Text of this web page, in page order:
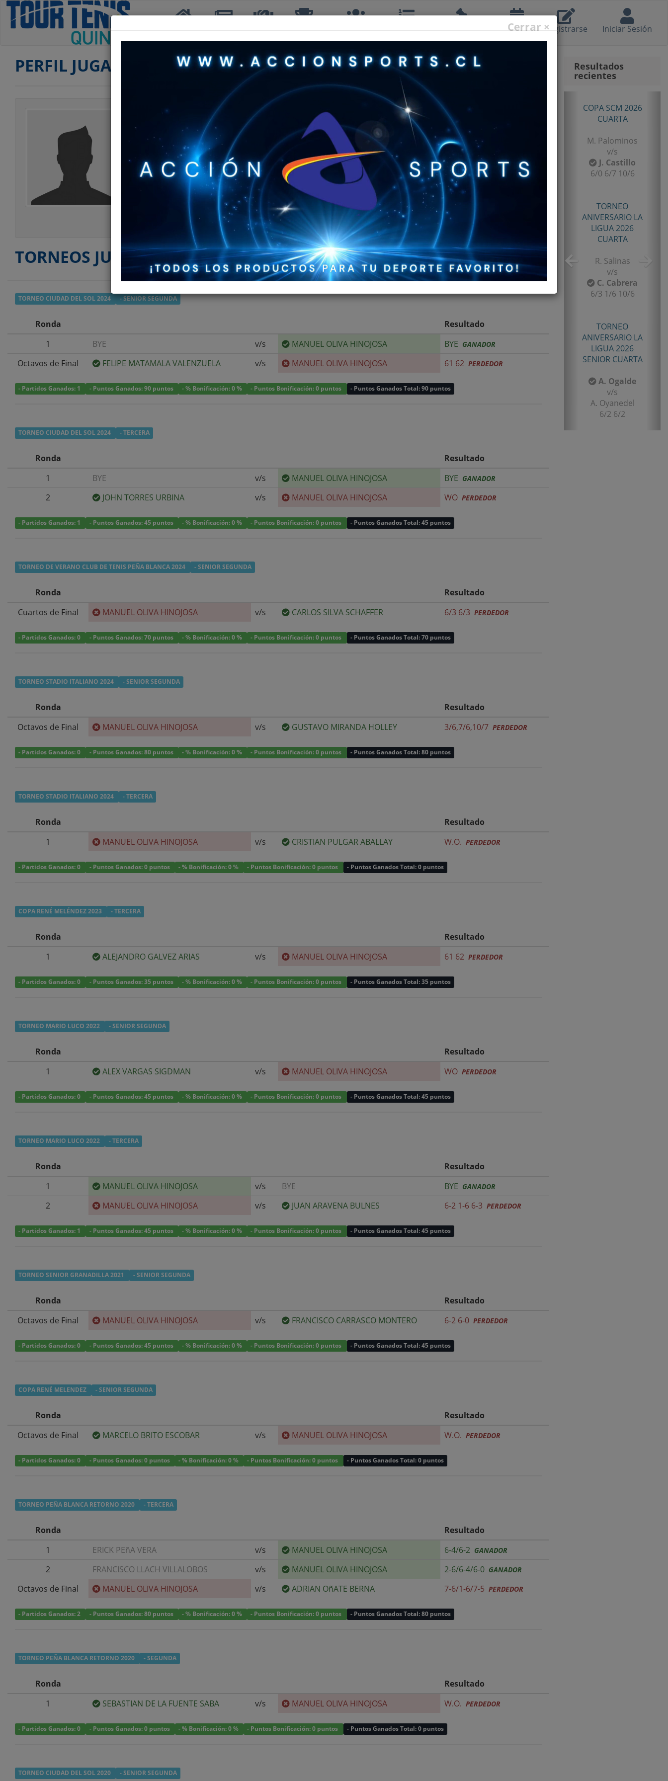
Registrarse Iniciar Sesión
Inicio Noticias TTQ Torneos Interclubes Ranking Reglamento Calendario
PERFIL JUGADOR
Jugador
MANUEL OLIVA HINOJOSA
3º, 2ºS, 2º DOBLES
61 años
Club
CLUB ESTUDIANTES QUILPUÉ
Ranking SEGUNDA
378º
Ranking TERCERA
320º
Ranking SENIOR SEGUNDA
101º
Ranking SENIOR 50+ A
23º
Sin Info
Sin Info
Estilo Juego
Sin Info
TORNEOS JUGADOS
TORNEO CIUDAD DEL SOL 2024 - SENIOR SEGUNDA
Ronda
Resultado
1
BYE v/s MANUEL OLIVA HINOJOSA BYE GANADOR
Octavos de Final FELIPE MATAMALA VALENZUELA v/s MANUEL OLIVA HINOJOSA 61 62 PERDEDOR
- Partidos Ganados: 1 - Puntos Ganados: 90 puntos - % Bonificación: 0 % - Puntos Bonificación: 0 puntos - Puntos Ganados Total: 90 puntos
TORNEO CIUDAD DEL SOL 2024 - TERCERA
Ronda
Resultado
1
BYE v/s MANUEL OLIVA HINOJOSA BYE GANADOR
2 JOHN TORRES URBINA v/s MANUEL OLIVA HINOJOSA WO PERDEDOR
- Partidos Ganados: 1 - Puntos Ganados: 45 puntos - % Bonificación: 0 % - Puntos Bonificación: 0 puntos - Puntos Ganados Total: 45 puntos
TORNEO DE VERANO CLUB DE TENIS PEÑA BLANCA 2024 - SENIOR SEGUNDA
Ronda
Resultado
Cuartos de Final
MANUEL OLIVA HINOJOSA v/s CARLOS SILVA SCHAFFER 6/3 6/3 PERDEDOR
- Partidos Ganados: 0 - Puntos Ganados: 70 puntos - % Bonificación: 0 % - Puntos Bonificación: 0 puntos - Puntos Ganados Total: 70 puntos
TORNEO STADIO ITALIANO 2024 - SENIOR SEGUNDA
Ronda
Resultado
Octavos de Final
MANUEL OLIVA HINOJOSA v/s GUSTAVO MIRANDA HOLLEY 3/6,7/6,10/7 PERDEDOR
- Partidos Ganados: 0 - Puntos Ganados: 80 puntos - % Bonificación: 0 % - Puntos Bonificación: 0 puntos - Puntos Ganados Total: 80 puntos
TORNEO STADIO ITALIANO 2024 - TERCERA
Ronda
Resultado
1
MANUEL OLIVA HINOJOSA v/s CRISTIAN PULGAR ABALLAY W.O. PERDEDOR
- Partidos Ganados: 0 - Puntos Ganados: 0 puntos - % Bonificación: 0 % - Puntos Bonificación: 0 puntos - Puntos Ganados Total: 0 puntos
COPA RENÉ MELÉNDEZ 2023 - TERCERA
Ronda
Resultado
1
ALEJANDRO GALVEZ ARIAS v/s MANUEL OLIVA HINOJOSA 61 62 PERDEDOR
- Partidos Ganados: 0 - Puntos Ganados: 35 puntos - % Bonificación: 0 % - Puntos Bonificación: 0 puntos - Puntos Ganados Total: 35 puntos
TORNEO MARIO LUCO 2022 - SENIOR SEGUNDA
Ronda
Resultado
1
ALEX VARGAS SIGDMAN v/s MANUEL OLIVA HINOJOSA WO PERDEDOR
- Partidos Ganados: 0 - Puntos Ganados: 45 puntos - % Bonificación: 0 % - Puntos Bonificación: 0 puntos - Puntos Ganados Total: 45 puntos
TORNEO MARIO LUCO 2022 - TERCERA
Ronda
Resultado
1
MANUEL OLIVA HINOJOSA v/s BYE BYE GANADOR
2 MANUEL OLIVA HINOJOSA v/s JUAN ARAVENA BULNES 6-2 1-6 6-3 PERDEDOR
- Partidos Ganados: 1 - Puntos Ganados: 45 puntos - % Bonificación: 0 % - Puntos Bonificación: 0 puntos - Puntos Ganados Total: 45 puntos
TORNEO SENIOR GRANADILLA 2021 - SENIOR SEGUNDA
Ronda
Resultado
Octavos de Final
MANUEL OLIVA HINOJOSA v/s FRANCISCO CARRASCO MONTERO 6-2 6-0 PERDEDOR
- Partidos Ganados: 0 - Puntos Ganados: 45 puntos - % Bonificación: 0 % - Puntos Bonificación: 0 puntos - Puntos Ganados Total: 45 puntos
COPA RENÉ MELENDEZ - SENIOR SEGUNDA
Ronda
Resultado
Octavos de Final
MARCELO BRITO ESCOBAR v/s MANUEL OLIVA HINOJOSA W.O. PERDEDOR
- Partidos Ganados: 0 - Puntos Ganados: 0 puntos - % Bonificación: 0 % - Puntos Bonificación: 0 puntos - Puntos Ganados Total: 0 puntos
TORNEO PEÑA BLANCA RETORNO 2020 - TERCERA
Ronda
Resultado
1
ERICK PEñA VERA v/s MANUEL OLIVA HINOJOSA 6-4/6-2 GANADOR
2 FRANCISCO LLACH VILLALOBOS v/s MANUEL OLIVA HINOJOSA 2-6/6-4/6-0 GANADOR
Octavos de Final MANUEL OLIVA HINOJOSA v/s ADRIAN OñATE BERNA 7-6/1-6/7-5 PERDEDOR
- Partidos Ganados: 2 - Puntos Ganados: 80 puntos - % Bonificación: 0 % - Puntos Bonificación: 0 puntos - Puntos Ganados Total: 80 puntos
TORNEO PEÑA BLANCA RETORNO 2020 - SEGUNDA
Ronda
Resultado
1
SEBASTIAN DE LA FUENTE SABA v/s MANUEL OLIVA HINOJOSA W.O. PERDEDOR
- Partidos Ganados: 0 - Puntos Ganados: 0 puntos - % Bonificación: 0 % - Puntos Bonificación: 0 puntos - Puntos Ganados Total: 0 puntos
TORNEO CIUDAD DEL SOL 2020 - SENIOR SEGUNDA
Resultados
recientes
TORNEO
ANIVERSARIO LA
SENIOR TERCERA
B. Castillo
v/s
TORNEO TENIS TOUR
QUINTA 2026
E. Castro
v/s
I. Rubiño
TORNEO TENIS TOUR
QUINTA 2026
PRIMERA
F. Matamala
v/s
L. Palma
6-1/6-3
Cerrar ×